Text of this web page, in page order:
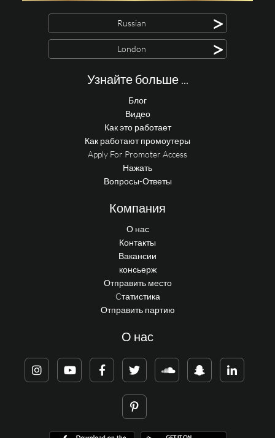
Russian >
London >
Узнайте больше ...
Блог
Видео
Как это работает
Как работают промоутеры
Apply For Promoter Access
Нажать
Вопросы-Ответы
Компания
О нас
Контакты
Вакансии
консьерж
Отправить место
Cтатистика
Отправить партию
О нас